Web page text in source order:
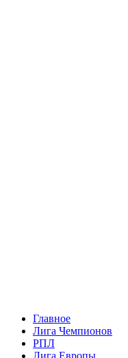
Главное
Лига Чемпионов
РПЛ
Лига Европы